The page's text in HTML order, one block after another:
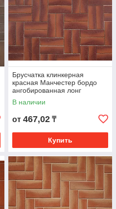
Брусчатка клинкерная
красная Манчестер бордо
ангобированная лонг
В наличии
от 467,02 ₸
Купить